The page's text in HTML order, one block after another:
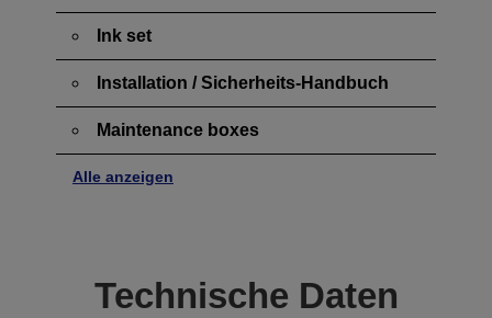
Ink set
Installation / Sicherheits-Handbuch
Maintenance boxes
Alle anzeigen
Technische Daten